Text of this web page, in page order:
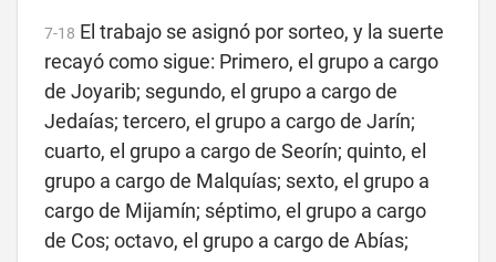
7-18 El trabajo se asignó por sorteo, y la suerte
recayó como sigue: Primero, el grupo a cargo
de Joyarib; segundo, el grupo a cargo de
Jedaías; tercero, el grupo a cargo de Jarín;
cuarto, el grupo a cargo de Seorín; quinto, el
grupo a cargo de Malquías; sexto, el grupo a
cargo de Mijamín; séptimo, el grupo a cargo
de Cos; octavo, el grupo a cargo de Abías;